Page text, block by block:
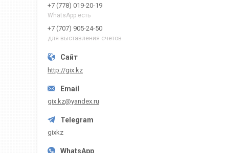
+7 (778) 019-20-19
WhatsApp есть
+7 (707) 905-24-50
для выставления счетов
http://gix.kz
gix.kz@yandex.ru
gixkz